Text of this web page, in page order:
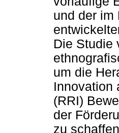
und der im
Die Studie
um die
Innovation
(RRI)
der
zu